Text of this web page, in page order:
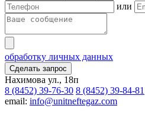
или
обработку личных данных
Сделать запрос
Нахимова ул., 18п
8 (8452) 39-76-30 8 (8452) 39-84-81
email: info@unitneftegaz.com